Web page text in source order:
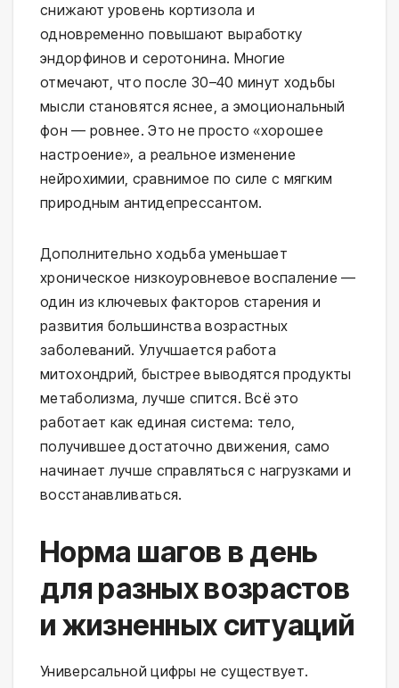
снижают уровень кортизола и
одновременно повышают выработку
эндорфинов и серотонина. Многие
отмечают, что после 30–40 минут ходьбы
мысли становятся яснее, а эмоциональный
фон — ровнее. Это не просто «хорошее
настроение», а реальное изменение
нейрохимии, сравнимое по силе с мягким
природным антидепрессантом.
Дополнительно ходьба уменьшает
хроническое низкоуровневое воспаление —
один из ключевых факторов старения и
развития большинства возрастных
заболеваний. Улучшается работа
митохондрий, быстрее выводятся продукты
метаболизма, лучше спится. Всё это
работает как единая система: тело,
получившее достаточно движения, само
начинает лучше справляться с нагрузками и
восстанавливаться.
Норма шагов в день
для разных возрастов
и жизненных ситуаций
Универсальной цифры не существует.